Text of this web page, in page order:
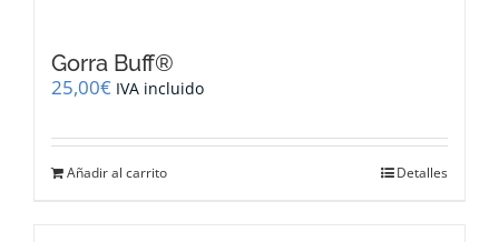
Gorra Buff®
25,00€ IVA incluido
Añadir al carrito Detalles